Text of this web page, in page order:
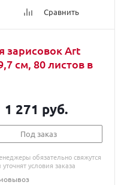
Сравнить
зарисовок Art
см, 80 листов в
1 271 руб.
Под заказ
обязательно свяжутся
условия заказа